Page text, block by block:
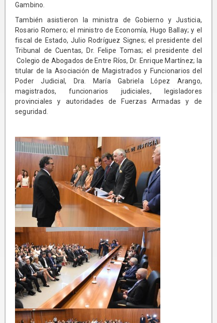
Gambino.
También asistieron la ministra de Gobierno y Justicia,
Rosario Romero; el ministro de Economía, Hugo Ballay; y el
fiscal de Estado, Julio Rodríguez Signes; el presidente del
Tribunal de Cuentas, Dr. Felipe Tomas; el presidente del
Colegio de Abogados de Entre Ríos, Dr. Enrique Martínez; la
titular de la Asociación de Magistrados y Funcionarios del
Poder Judicial, Dra. María Gabriela López Arango,
magistrados, funcionarios judiciales, legisladores
provinciales y autoridades de Fuerzas Armadas y de
seguridad.